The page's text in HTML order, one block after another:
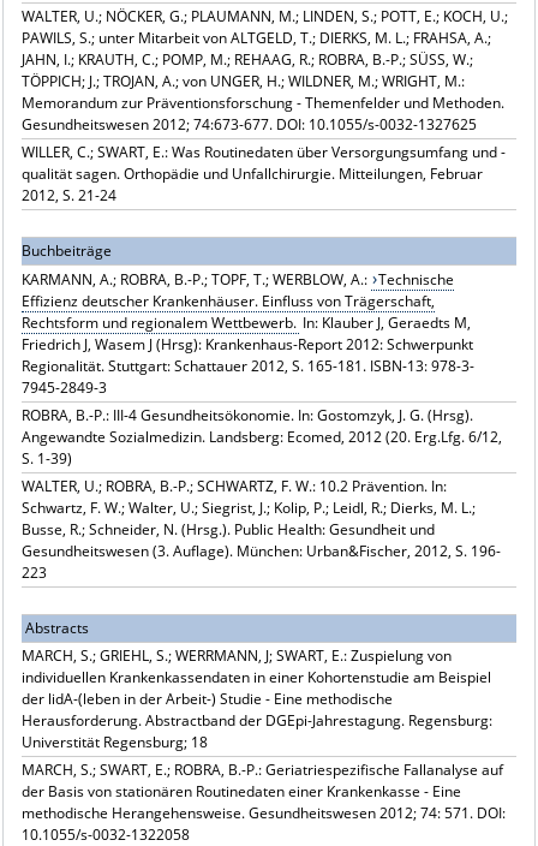
WALTER, U.; NÖCKER, G.; PLAUMANN, M.; LINDEN, S.; POTT, E.; KOCH, U.;
PAWILS, S.; unter Mitarbeit von ALTGELD, T.; DIERKS, M. L.; FRAHSA, A.;
JAHN, I.; KRAUTH, C.; POMP, M.; REHAAG, R.; ROBRA, B.-P.; SÜSS, W.;
TÖPPICH; J.; TROJAN, A.; von UNGER, H.; WILDNER, M.; WRIGHT, M.:
Memorandum zur Präventionsforschung - Themenfelder und Methoden.
Gesundheitswesen 2012; 74:673-677. DOI: 10.1055/s-0032-1327625
WILLER, C.; SWART, E.: Was Routinedaten über Versorgungsumfang und -
qualität sagen. Orthopädie und Unfallchirurgie. Mitteilungen, Februar
2012, S. 21-24
Buchbeiträge
KARMANN, A.; ROBRA, B.-P.; TOPF, T.; WERBLOW, A.: Technische
Effizienz deutscher Krankenhäuser. Einfluss von Trägerschaft,
Rechtsform und regionalem Wettbewerb. In: Klauber J, Geraedts M,
Friedrich J, Wasem J (Hrsg): Krankenhaus-Report 2012: Schwerpunkt
Regionalität. Stuttgart: Schattauer 2012, S. 165-181. ISBN-13: 978-3-
7945-2849-3
ROBRA, B.-P.: III-4 Gesundheitsökonomie. In: Gostomzyk, J. G. (Hrsg).
Angewandte Sozialmedizin. Landsberg: Ecomed, 2012 (20. Erg.Lfg. 6/12,
S. 1-39)
WALTER, U.; ROBRA, B.-P.; SCHWARTZ, F. W.: 10.2 Prävention. In:
Schwartz, F. W.; Walter, U.; Siegrist, J.; Kolip, P.; Leidl, R.; Dierks, M. L.;
Busse, R.; Schneider, N. (Hrsg.). Public Health: Gesundheit und
Gesundheitswesen (3. Auflage). München: Urban&Fischer, 2012, S. 196-
223
Abstracts
MARCH, S.; GRIEHL, S.; WERRMANN, J; SWART, E.: Zuspielung von
individuellen Krankenkassendaten in einer Kohortenstudie am Beispiel
der lidA-(leben in der Arbeit-) Studie - Eine methodische
Herausforderung. Abstractband der DGEpi-Jahrestagung. Regensburg:
Universtität Regensburg; 18
MARCH, S.; SWART, E.; ROBRA, B.-P.: Geriatriespezifische Fallanalyse auf
der Basis von stationären Routinedaten einer Krankenkasse - Eine
methodische Herangehensweise. Gesundheitswesen 2012; 74: 571. DOI:
10.1055/s-0032-1322058